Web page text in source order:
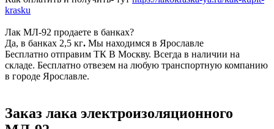
krasku
Лак МЛ-92 продаете в банках?
Да, в банках 2,5 кг. Мы находимся в Ярославле
Бесплатно отправим ТК В Москву. Всегда в наличии на
складе. Бесплатно отвезем на любую транспортную компанию
в городе Ярославле.
Заказ лака электроизоляционного